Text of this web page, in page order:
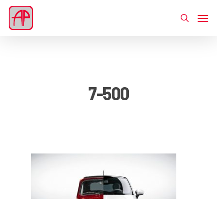
7-500